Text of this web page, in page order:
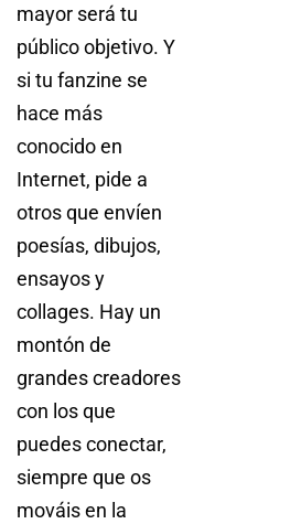
mayor será tu
público objetivo. Y
si tu fanzine se
hace más
conocido en
Internet, pide a
otros que envíen
poesías, dibujos,
ensayos y
collages. Hay un
montón de
grandes creadores
con los que
puedes conectar,
siempre que os
mováis en la